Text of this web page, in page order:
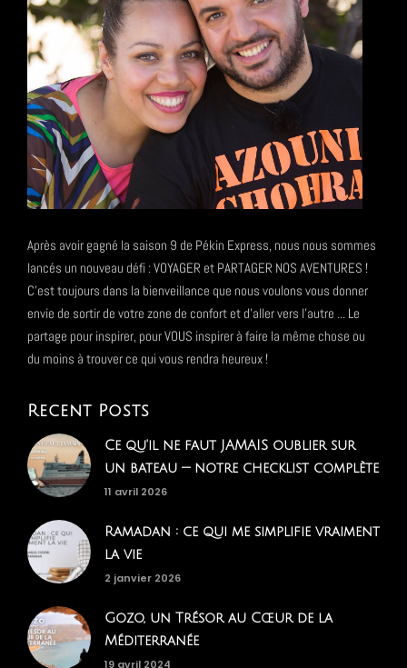
Après avoir gagné la saison 9 de Pékin Express, nous nous sommes
lancés un nouveau défi : VOYAGER et PARTAGER NOS AVENTURES !
C'est toujours dans la bienveillance que nous voulons vous donner
envie de sortir de votre zone de confort et d'aller vers l'autre ... Le
partage pour inspirer, pour VOUS inspirer à faire la même chose ou
du moins à trouver ce qui vous rendra heureux !
Recent Posts
Ce qu'il ne faut JAMAIS oublier sur
un bateau — notre checklist complète
11 avril 2026
Ramadan : ce qui me simplifie vraiment
la vie
2 janvier 2026
Gozo, un Trésor au Cœur de la
Méditerranée
19 avril 2024